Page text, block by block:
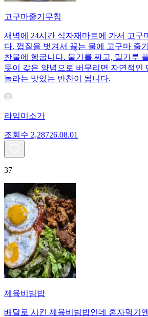
고구마줄기무침
새벽에 24시간 식자재마트에 가서 고구
다. 껍질을 벗겨서 끓는 물에 고구마 줄
찬물에 헹굽니다. 물기를 짜고, 밀가루
듯이 갖은 양념으로 버무리면 자연적인
놀라는 맛있는 반찬이 됩니다.
라임미소가
조회수 2,28726.08.01
37
제육비빔밥
배달로 시킨 제육비빔밥인데 혼자먹기